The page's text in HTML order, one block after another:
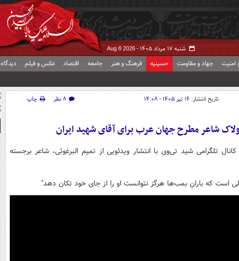
شنبه ۱۷ مرداد ۱۴۰۵ - Aug 8 2026
امنیت جهاد و مقاومت حسینیه فرهنگ و هنر جامعه اقتصاد عکس و فیلم دیدگاه
تاریخ انتشار: ۱۶ تیر ۱۴۰۵ - ۱۴:۰۸ ۸ نظر
چاپ
شاعر مطرح جهان عرب برای آقای شهید ایران
کانال تلگرامی شید تی‌وی با انتشار ویدئویی از تمیم البرغوثی، شاعر برجسته
است که بارانِ بمب‌ها هرگز نتوانست او را از جای خود تکان دهد"